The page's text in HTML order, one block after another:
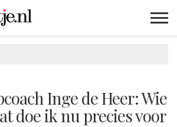
Inge de Heer: Wie
doe ik nu precies voor